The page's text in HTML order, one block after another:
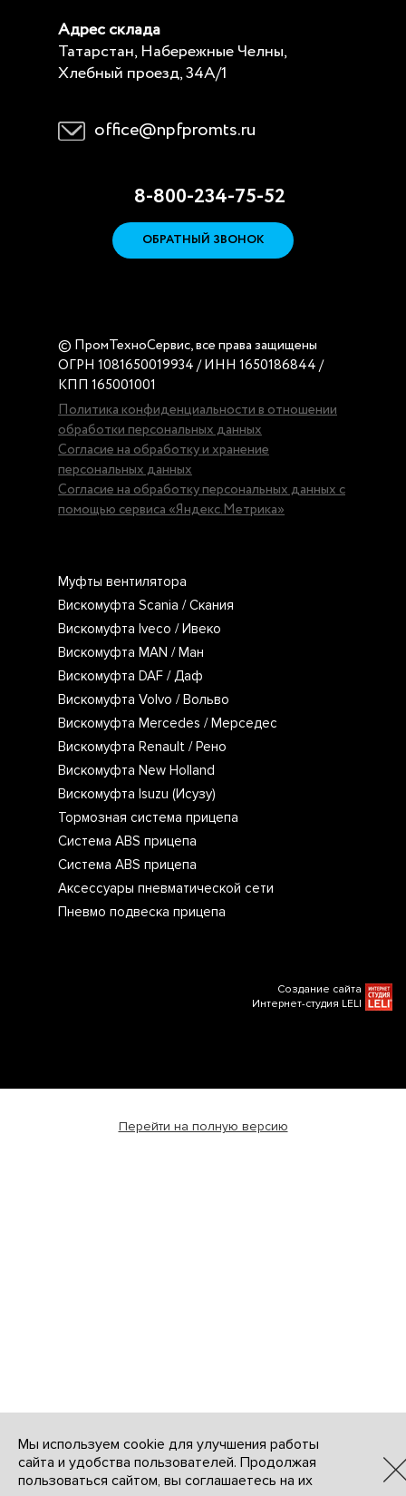
Муфты вентилятора
Вискомуфта Scania / Скания
Вискомуфта Iveco / Ивеко
Вискомуфта MAN / Ман
Вискомуфта DAF / Даф
Вискомуфта Volvo / Вольво
Вискомуфта Mercedes / Мерседес
Вискомуфта Renault / Рено
Вискомуфта New Holland
Вискомуфта Isuzu (Исузу)
Тормозная система прицепа
Система ABS прицепа
Система ABS прицепа
Аксессуары пневматической сети
Пневмо подвеска прицепа
Адрес склада
Татарстан, Набережные Челны,
Хлебный проезд, 34А/1
office@npfpromts.ru
8-800-234-75-52
ОБРАТНЫЙ ЗВОНОК
© ПромТехноСервис, все права защищены
ОГРН 1081650019934 / ИНН 1650186844 /
КПП 165001001
Политика конфиденциальности в отношении
обработки персональных данных
Согласие на обработку и хранение
персональных данных
Согласие на обработку персональных данных с
помощью сервиса «Яндекс.Метрика»
Создание сайта
Интернет-студия LELI
Перейти на полную версию
Мы используем cookie для улучшения работы
сайта и удобства пользователей. Продолжая
пользоваться сайтом, вы соглашаетесь на их